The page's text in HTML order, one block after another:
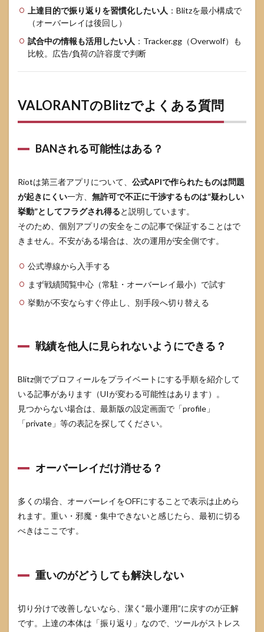
上達目的で振り返りを習慣化したい人 ：Blitzを最小構成で
（オーバーレイは後回し）
試合中の情報も活用したい人 ：Tracker.gg（Overwolf）も
比較。広告/負荷の許容度で判断
VALORANTのBlitzでよくある質問
BANされる可能性はある？
Riotは第三者アプリについて、 公式APIで作られたものは問題
が起きにくい一方、 無許可で不正に干渉するものは“疑わしい
挙動”としてフラグされ得ると説明しています。
そのため、個別アプリの安全をこの記事で保証することはで
きません。不安がある場合は、次の運用が安全側です。
公式導線から入手する
まず戦績閲覧中心（常駐・オーバーレイ最小）で試す
挙動が不安ならすぐ停止し、別手段へ切り替える
戦績を他人に見られないようにできる？
Blitz側でプロフィールをプライベートにする手順を紹介して
いる記事があります（UIが変わる可能性はあります）。
見つからない場合は、最新版の設定画面で「profile」
「private」等の表記を探してください。
オーバーレイだけ消せる？
多くの場合、オーバーレイをOFFにすることで表示は止めら
れます。重い・邪魔・集中できないと感じたら、最初に切る
べきはここです。
重いのがどうしても解決しない
切り分けで改善しないなら、潔く“最小運用”に戻すのが正解
です。上達の本体は「振り返り」なので、ツールがストレス